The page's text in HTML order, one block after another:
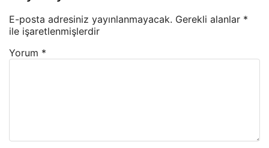
E-posta adresiniz yayınlanmayacak. Gerekli alanlar *
ile işaretlenmişlerdir
Yorum *